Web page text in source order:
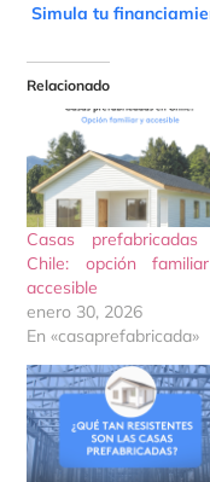
Simula tu
Relacionado
Casas prefabricadas
Chile: opción
accesible
enero 30, 2026
En «casaprefabricada»